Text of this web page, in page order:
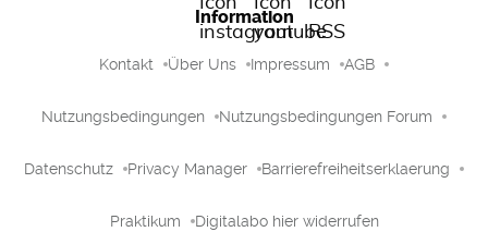
Information
Kontakt Über Uns Impressum AGB
Nutzungsbedingungen Nutzungsbedingungen Forum
Datenschutz Privacy Manager Barrierefreiheitserklaerung
Praktikum Digitalabo hier widerrufen